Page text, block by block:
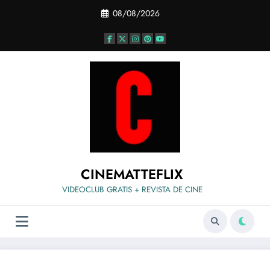
08/08/2026
CINEMATTEFLIX
VIDEOCLUB GRATIS + REVISTA DE CINE